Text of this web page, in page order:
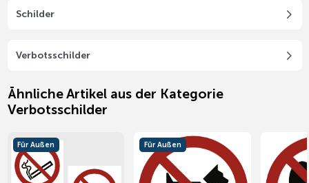
Schilder
Verbotsschilder
Ähnliche Artikel aus der Kategorie
Verbotsschilder
Für Außen Für Außen